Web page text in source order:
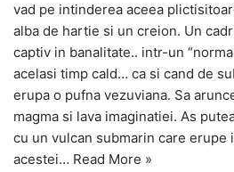
vad pe intinderea aceea
alba de hartie si un creion. Un
captiv in banalitate.. intr-un
acelasi timp cald… ca si cand de
erupa o pufna vezuviana. Sa
magma si lava imaginatiei. As
cu un vulcan submarin care erupe
acestei… Read More »